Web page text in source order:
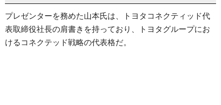
プレゼンターを務めた山本氏は、トヨタコネクティッド代
表取締役社長の肩書きを持っており、トヨタグループにお
けるコネクテッド戦略の代表格だ。